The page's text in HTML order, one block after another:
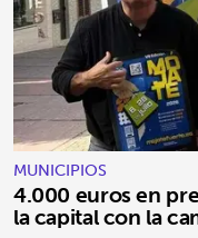
MUNICIPIOS
4.000 euros en
la capital con la